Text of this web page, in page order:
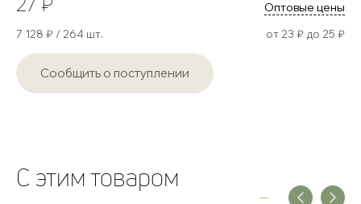
Оптовые цены
7 128 ₽ / 264 шт. от 23 ₽ до 25 ₽
Сообщить о поступлении
C этим товаром